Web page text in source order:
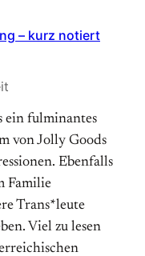
– kurz notiert
ein fulminantes
von Jolly Goods
Ebenfalls
Familie
Trans*leute
Viel zu lesen